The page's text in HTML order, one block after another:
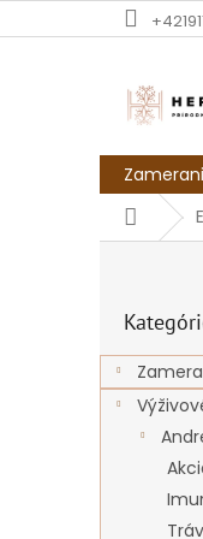
na
ý
p
kategórie